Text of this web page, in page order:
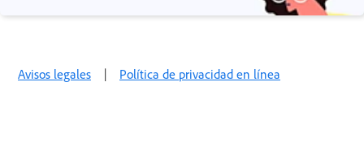
Avisos legales | Política de privacidad en línea